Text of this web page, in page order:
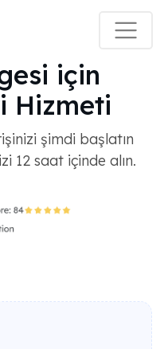
için
Hizmeti
şimdi başlatın
12 saat içinde alın.